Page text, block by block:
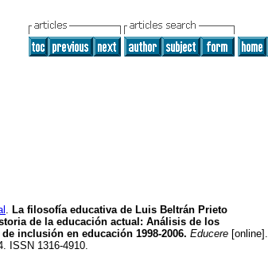
. La filosofía educativa de Luis Beltrán Prieto
de la educación actual : Análisis de los
inclusión en educación 1998-2006. Educere [online].
ISSN 1316-4910.